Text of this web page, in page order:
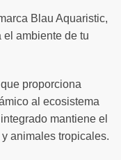
Blau Aquaristic,
el ambiente de tu
proporciona
al ecosistema
mantiene el
animales tropicales.